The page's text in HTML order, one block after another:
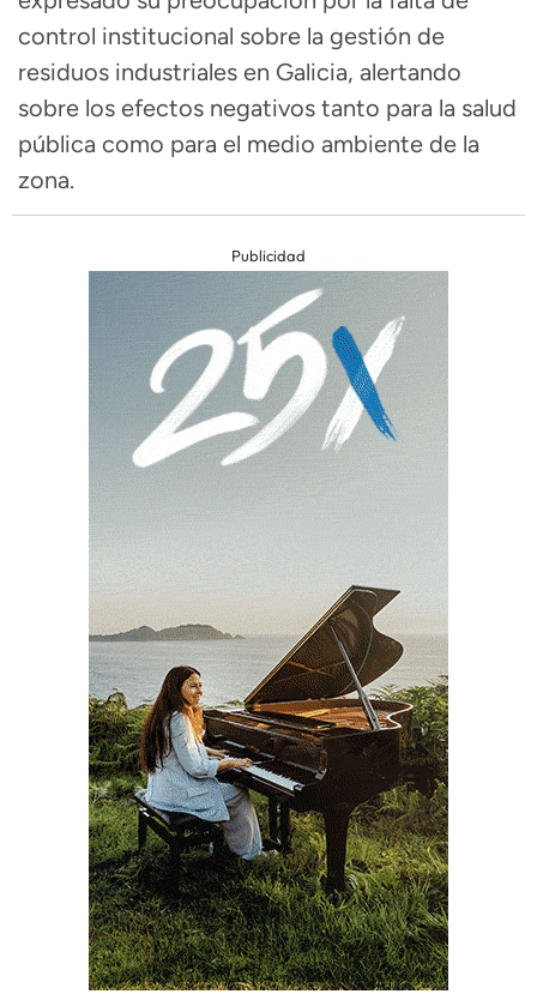
control institucional sobre la gestión de
residuos industriales en Galicia, alertando
sobre los efectos negativos tanto para la salud
pública como para el medio ambiente de la
zona.
Publicidad